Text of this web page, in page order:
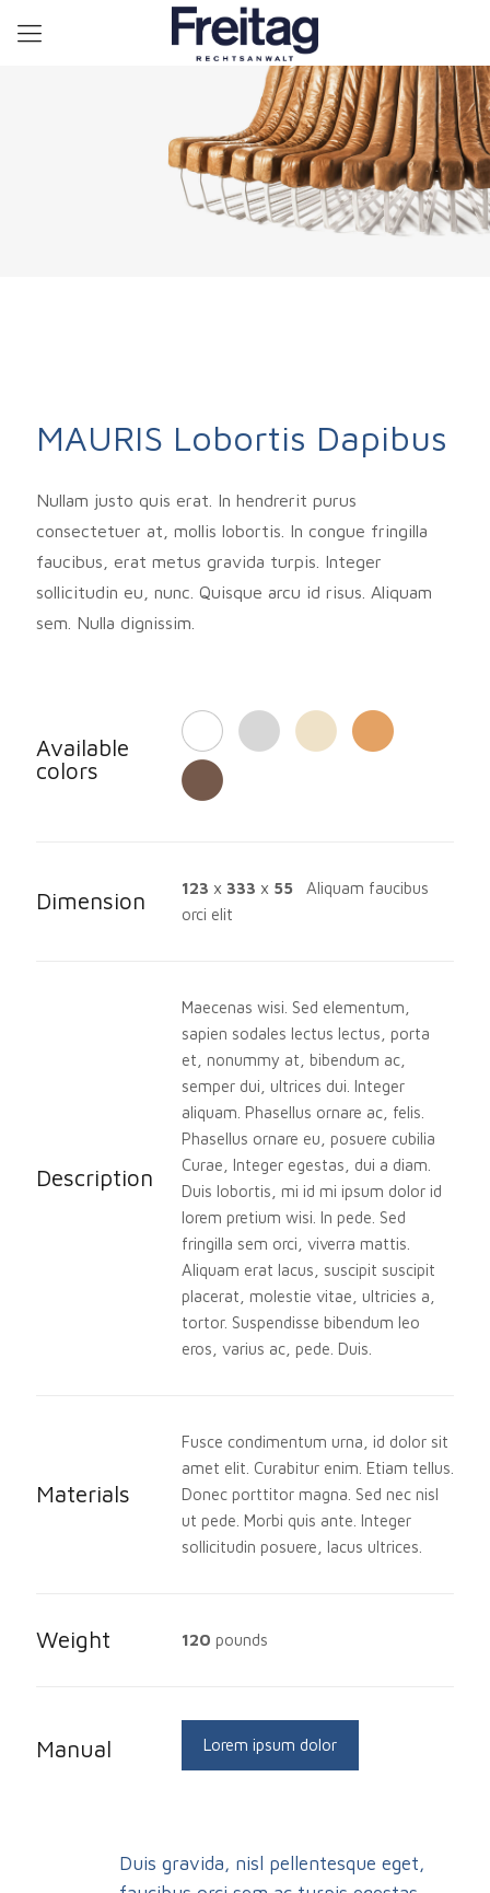
MAURIS Lobortis Dapibus
Nullam justo quis erat. In hendrerit purus
consectetuer at, mollis lobortis. In congue fringilla
faucibus, erat metus gravida turpis. Integer
sollicitudin eu, nunc. Quisque arcu id risus. Aliquam
sem. Nulla dignissim.
Available
colors
Dimension 123 x 333 x 55 Aliquam faucibus
orci elit
Description
Maecenas wisi. Sed elementum,
sapien sodales lectus lectus, porta
et, nonummy at, bibendum ac,
semper dui, ultrices dui. Integer
aliquam. Phasellus ornare ac, felis.
Phasellus ornare eu, posuere cubilia
Curae, Integer egestas, dui a diam.
Duis lobortis, mi id mi ipsum dolor id
lorem pretium wisi. In pede. Sed
fringilla sem orci, viverra mattis.
Aliquam erat lacus, suscipit suscipit
placerat, molestie vitae, ultricies a,
tortor. Suspendisse bibendum leo
eros, varius ac, pede. Duis.
Materials
Fusce condimentum urna, id dolor sit
amet elit. Curabitur enim. Etiam tellus.
Donec porttitor magna. Sed nec nisl
ut pede. Morbi quis ante. Integer
sollicitudin posuere, lacus ultrices.
Weight 120 pounds
Manual Lorem ipsum dolor
Duis gravida, nisl pellentesque eget,